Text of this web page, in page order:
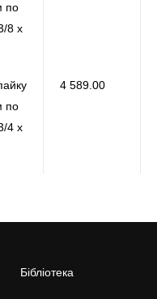
по
8 х
по
4 х
4 589.00
Бібліотека